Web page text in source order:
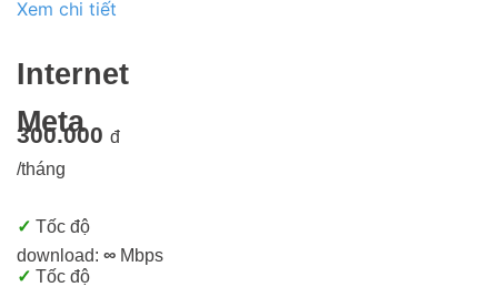
Xem chi tiết
Internet
Meta
300.000 đ
/tháng
✓ Tốc độ
download: ∞ Mbps
✓ Tốc độ